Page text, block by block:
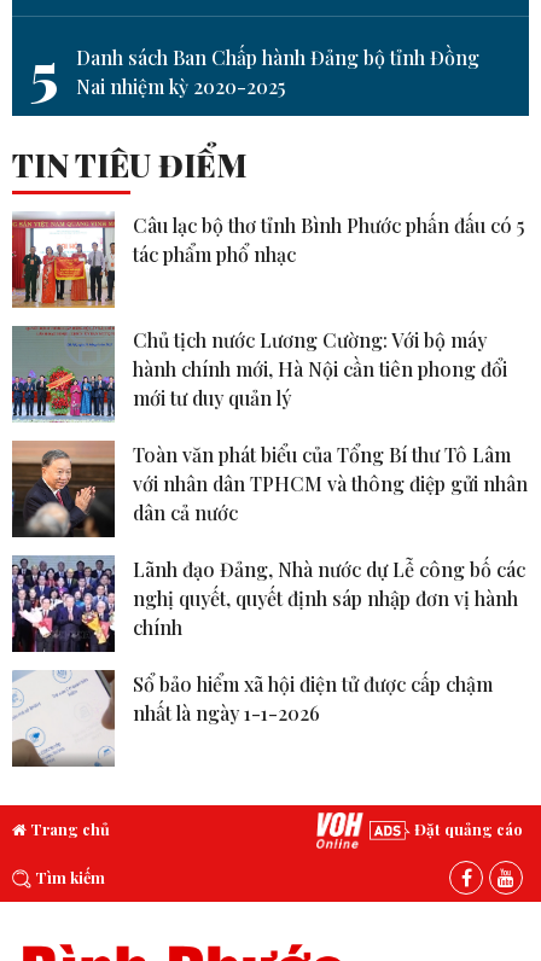
5
Danh sách Ban Chấp hành Đảng bộ tỉnh Đồng
Nai nhiệm kỳ 2020-2025
TIN TIÊU ĐIỂM
Câu lạc bộ thơ tỉnh Bình Phước phấn đấu có 5
tác phẩm phổ nhạc
Chủ tịch nước Lương Cường: Với bộ máy
hành chính mới, Hà Nội cần tiên phong đổi
mới tư duy quản lý
Toàn văn phát biểu của Tổng Bí thư Tô Lâm
với nhân dân TPHCM và thông điệp gửi nhân
dân cả nước
Lãnh đạo Đảng, Nhà nước dự Lễ công bố các
nghị quyết, quyết định sáp nhập đơn vị hành
chính
Sổ bảo hiểm xã hội điện tử được cấp chậm
nhất là ngày 1-1-2026
Trang chủ Đặt quảng cáo
Tìm kiếm